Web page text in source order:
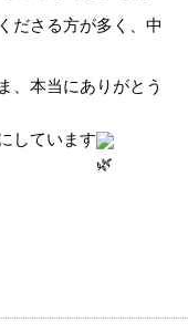
ださる方が多く、中
、本当にありがとう
しています